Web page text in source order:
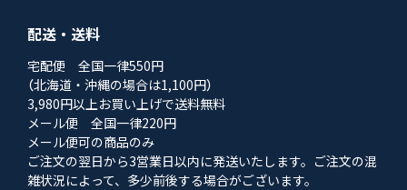
配送・送料
宅配便 全国一律550円
（北海道・沖縄の場合は1,100円）
3,980円以上お買い上げで送料無料
メール便 全国一律220円
メール便可の商品のみ
ご注文の翌日から3営業日以内に発送いたします。ご注文の混
雑状況によって、多少前後する場合がございます。